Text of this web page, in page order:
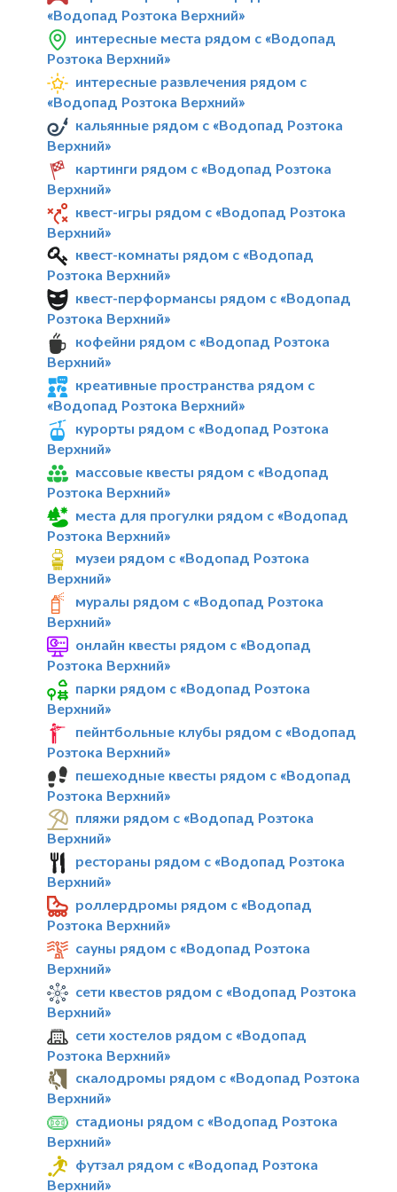
«Водопад Розтока Верхний»
интересные места рядом с «Водопад
Розтока Верхний»
интересные развлечения рядом с
«Водопад Розтока Верхний»
кальянные рядом с «Водопад Розтока
Верхний»
картинги рядом с «Водопад Розтока
Верхний»
квест-игры рядом с «Водопад Розтока
Верхний»
квест-комнаты рядом с «Водопад
Розтока Верхний»
квест-перформансы рядом с «Водопад
Розтока Верхний»
кофейни рядом с «Водопад Розтока
Верхний»
креативные пространства рядом с
«Водопад Розтока Верхний»
курорты рядом с «Водопад Розтока
Верхний»
массовые квесты рядом с «Водопад
Розтока Верхний»
места для прогулки рядом с «Водопад
Розтока Верхний»
музеи рядом с «Водопад Розтока
Верхний»
муралы рядом с «Водопад Розтока
Верхний»
онлайн квесты рядом с «Водопад
Розтока Верхний»
парки рядом с «Водопад Розтока
Верхний»
пейнтбольные клубы рядом с «Водопад
Розтока Верхний»
пешеходные квесты рядом с «Водопад
Розтока Верхний»
пляжи рядом с «Водопад Розтока
Верхний»
рестораны рядом с «Водопад Розтока
Верхний»
роллердромы рядом с «Водопад
Розтока Верхний»
сауны рядом с «Водопад Розтока
Верхний»
сети квестов рядом с «Водопад Розтока
Верхний»
сети хостелов рядом с «Водопад
Розтока Верхний»
скалодромы рядом с «Водопад Розтока
Верхний»
стадионы рядом с «Водопад Розтока
Верхний»
футзал рядом с «Водопад Розтока
Верхний»